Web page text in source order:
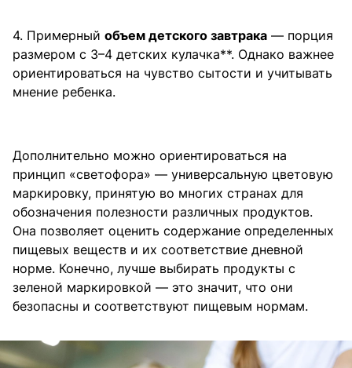
4. Примерный объем детского завтрака — порция
размером с 3–4 детских кулачка**. Однако важнее
ориентироваться на чувство сытости и учитывать
мнение ребенка.
Дополнительно можно ориентироваться на
принцип «светофора» — универсальную цветовую
маркировку, принятую во многих странах для
обозначения полезности различных продуктов.
Она позволяет оценить содержание определенных
пищевых веществ и их соответствие дневной
норме. Конечно, лучше выбирать продукты с
зеленой маркировкой — это значит, что они
безопасны и соответствуют пищевым нормам.